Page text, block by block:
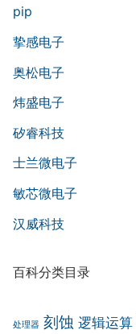
pip
挚感电子
奥松电子
炜盛电子
矽睿科技
士兰微电子
敏芯微电子
汉威科技
百科分类目录
处理器 刻蚀 逻辑运算